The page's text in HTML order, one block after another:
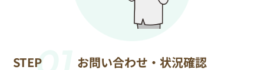
STEPお問い合わせ・状況確認